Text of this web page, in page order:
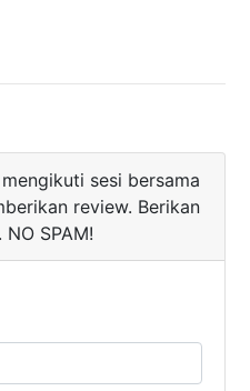
sesi bersama
review. Berikan
SPAM!